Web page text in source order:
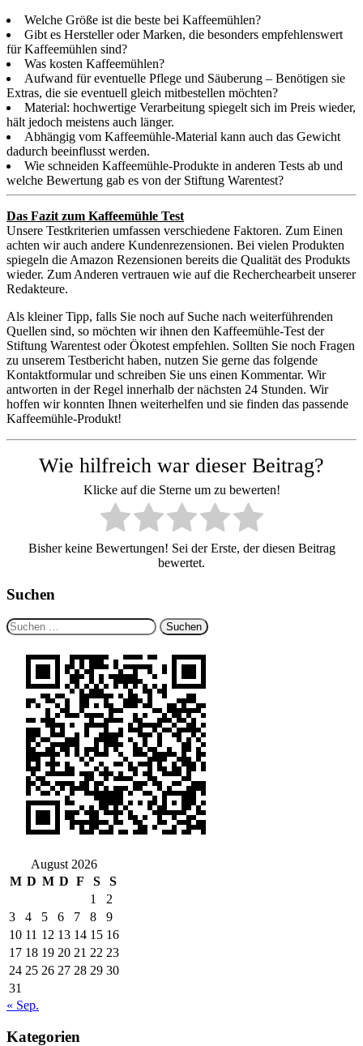
Welche Größe ist die beste bei Kaffeemühlen?
Gibt es Hersteller oder Marken, die besonders empfehlenswert
für Kaffeemühlen sind?
Was kosten Kaffeemühlen?
Aufwand für eventuelle Pflege und Säuberung – Benötigen sie
Extras, die sie eventuell gleich mitbestellen möchten?
Material: hochwertige Verarbeitung spiegelt sich im Preis wieder,
hält jedoch meistens auch länger.
Abhängig vom Kaffeemühle-Material kann auch das Gewicht
dadurch beeinflusst werden.
Wie schneiden Kaffeemühle-Produkte in anderen Tests ab und
welche Bewertung gab es von der Stiftung Warentest?
Das Fazit zum Kaffeemühle Test
Unsere Testkriterien umfassen verschiedene Faktoren. Zum Einen
achten wir auch andere Kundenrezensionen. Bei vielen Produkten
spiegeln die Amazon Rezensionen bereits die Qualität des Produkts
wieder. Zum Anderen vertrauen wie auf die Recherchearbeit unserer
Redakteure.
Als kleiner Tipp, falls Sie noch auf Suche nach weiterführenden
Quellen sind, so möchten wir ihnen den Kaffeemühle-Test der
Stiftung Warentest oder Ökotest empfehlen. Sollten Sie noch Fragen
zu unserem Testbericht haben, nutzen Sie gerne das folgende
Kontaktformular und schreiben Sie uns einen Kommentar. Wir
antworten in der Regel innerhalb der nächsten 24 Stunden. Wir
hoffen wir konnten Ihnen weiterhelfen und sie finden das passende
Kaffeemühle-Produkt!
Wie hilfreich war dieser Beitrag?
Klicke auf die Sterne um zu bewerten!
Bisher keine Bewertungen! Sei der Erste, der diesen Beitrag
bewertet.
Suchen
Suchen
nach:
August 2026
M D M D F S
S
1
2
3
4 5 6 7 8
9
10 11 12 13 14 15 16
17 18 19 20 21 22 23
24 25 26 27 28 29 30
31
« Sep.
Kategorien